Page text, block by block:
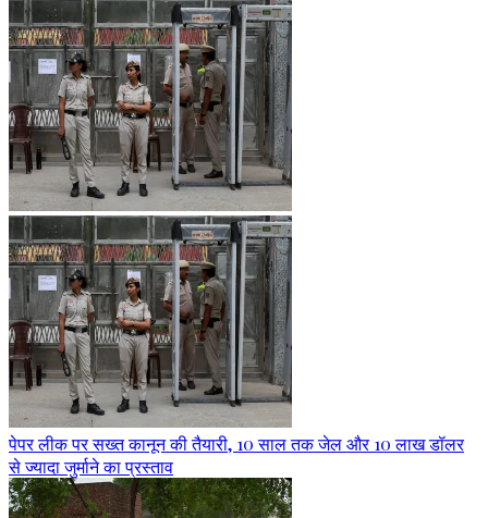
पेपर लीक पर सख्त कानून की तैयारी, 10 साल तक जेल और 10 लाख डॉलर
से ज्यादा जुर्माने का प्रस्ताव